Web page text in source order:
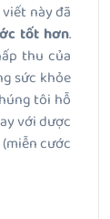
này đã
tốt hơn.
thu của
sức khỏe
tôi hỗ
với dược
cước